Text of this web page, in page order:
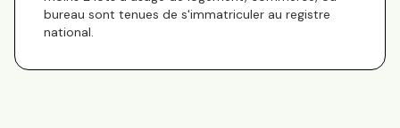
bureau sont tenues de s'immatriculer au registre
national.